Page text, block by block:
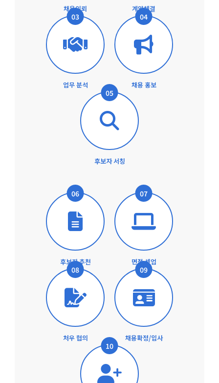
채용의뢰 계약체결
03
업무 분석
04
채용 홍보
05
후보자 서칭
06
후보자 추천
07
면접 셋업
08
처우 협의
09
채용확정/입사
10